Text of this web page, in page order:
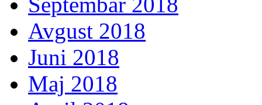
Avgust 2018
Juni 2018
Maj 2018